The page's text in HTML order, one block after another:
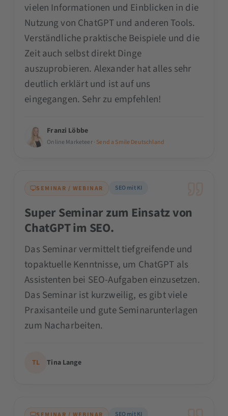
vielen Informationen und Einblicken in die
Nutzung von ChatGPT und anderen Tools.
Verständliche praktische Beispiele und die
Zeit auch selbst direkt Dinge
auszuprobieren. Alexander hat alles sehr
deutlich erklärt und ist auf uns
eingegangen. Sehr zu empfehlen!
Franzi Löbbe
Online Marketeer · Send a Smile Deutschland
SEMINAR / WEBINAR SEO mit KI
Super Seminar zum Einsatz von
ChatGPT im SEO.
Das Seminar vermittelt tiefgreifende und
topaktuelle Kenntnisse, um ChatGPT als
Assistenten bei SEO-Aufgaben einzusetzen.
Das Seminar ist kurzweilig, es gibt viele
Praxisanteile und gute Seminarunterlagen
zum Nacharbeiten.
TL Tina Lange
SEO mit KI